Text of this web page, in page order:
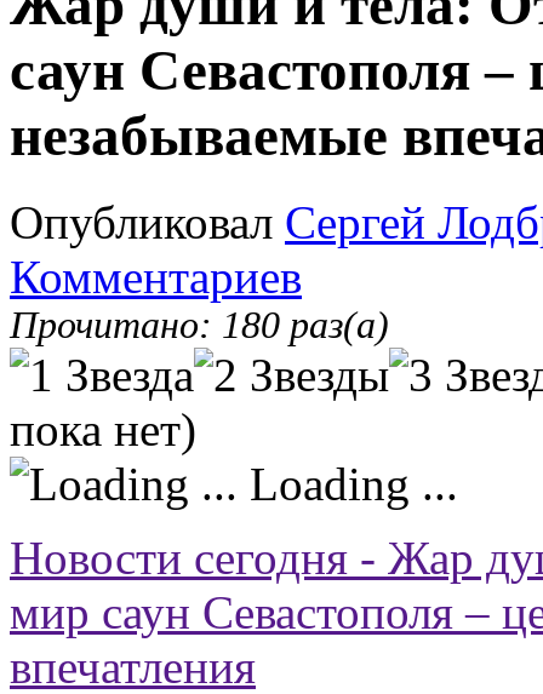
саун Севастополя
незабываемые
Опубликовал Сергей
Комментариев
Прочитано: 180 раз(а)
пока нет)
Loading ...
Новости сегодня - Жар
мир саун Севастополя –
впечатления